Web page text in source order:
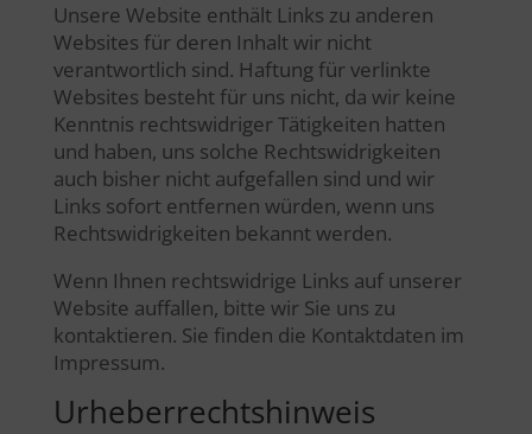
Unsere Website enthält Links zu anderen
Websites für deren Inhalt wir nicht
verantwortlich sind. Haftung für verlinkte
Websites besteht für uns nicht, da wir keine
Kenntnis rechtswidriger Tätigkeiten hatten
und haben, uns solche Rechtswidrigkeiten
auch bisher nicht aufgefallen sind und wir
Links sofort entfernen würden, wenn uns
Rechtswidrigkeiten bekannt werden.
Wenn Ihnen rechtswidrige Links auf unserer
Website auffallen, bitte wir Sie uns zu
kontaktieren. Sie finden die Kontaktdaten im
Impressum.
Urheberrechtshinweis